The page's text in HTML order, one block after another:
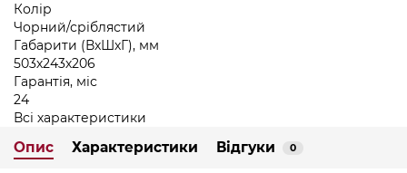
Колір
Чорний/сріблястий
Габарити (ВхШхГ), мм
503х243х206
Гарантія, міс
24
Всі характеристики
Опис Характеристики Відгуки 0